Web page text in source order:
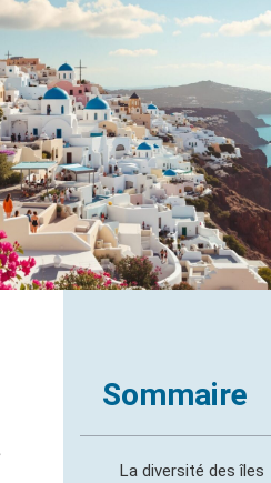
Sommaire
La diversité des îles